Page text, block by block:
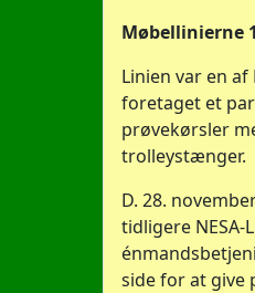
Møbellinierne
Linien var en
foretaget et
prøvekørsler
trolleystænger.
D. 28.
tidligere
side for at give